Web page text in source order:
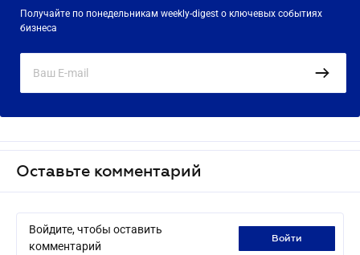
Получайте по понедельникам weekly-digest о ключевых событиях
бизнеса
Оставьте комментарий
Войдите, чтобы оставить
комментарий
войти